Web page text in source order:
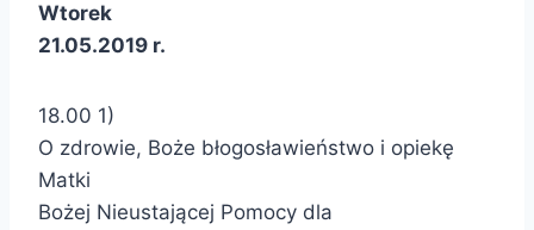
Wtorek
21.05.2019 r.
18.00 1)
O zdrowie, Boże błogosławieństwo i opiekę
Matki
Bożej Nieustającej Pomocy dla